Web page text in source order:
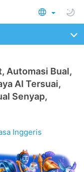
Automasi Bual,
AI Tersuai,
Senyap,
Inggeris